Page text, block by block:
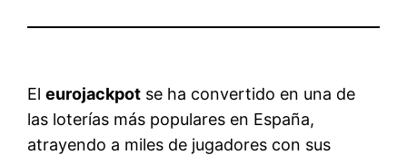
Eleurojackpot se ha convertido en una de
las loterías más populares en España,
atrayendo a miles de jugadores con sus